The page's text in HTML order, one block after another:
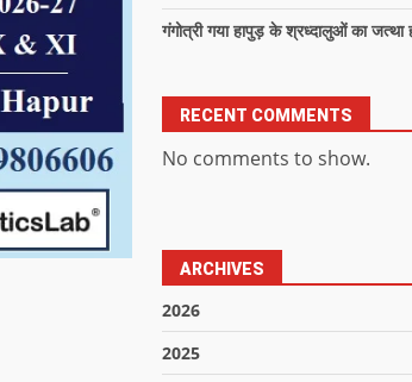
गंगोत्री गया हापुड़ के श्रध्दालुओं का जत्था
RECENT COMMENTS
No comments to show.
ARCHIVES
2026
2025